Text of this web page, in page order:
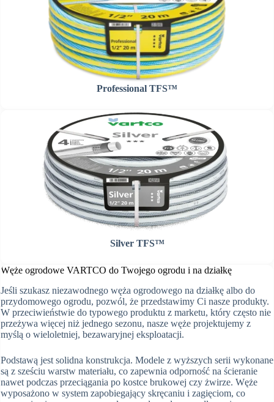
Professional TFS™
Silver TFS™
Węże ogrodowe VARTCO do Twojego ogrodu i na działkę
Jeśli szukasz niezawodnego węża ogrodowego na działkę albo do
przydomowego ogrodu, pozwól, że przedstawimy Ci nasze produkty.
W przeciwieństwie do typowego produktu z marketu, który często nie
przeżywa więcej niż jednego sezonu, nasze węże projektujemy z
myślą o wieloletniej, bezawaryjnej eksploatacji.
Podstawą jest solidna konstrukcja. Modele z wyższych serii wykonane
są z sześciu warstw materiału, co zapewnia odporność na ścieranie
nawet podczas przeciągania po kostce brukowej czy żwirze. Węże
wyposażono w system zapobiegający skręcaniu i zagięciom, co